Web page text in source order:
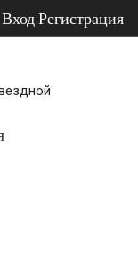
ВходРегистрация